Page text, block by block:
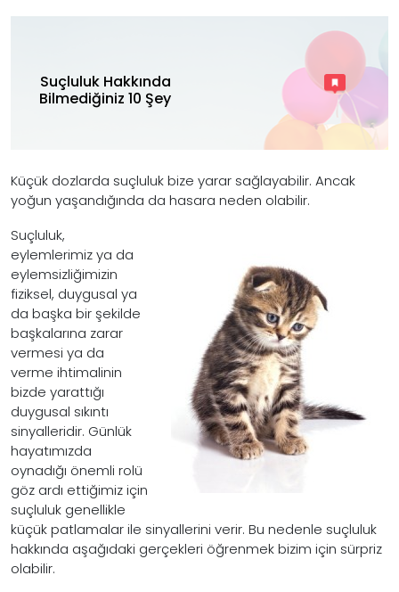
Suçluluk Hakkında
Bilmediğiniz 10 Şey
Küçük dozlarda suçluluk bize yarar sağlayabilir. Ancak
yoğun yaşandığında da hasara neden olabilir.
Suçluluk,
eylemlerimiz ya da
eylemsizliğimizin
fiziksel, duygusal ya
da başka bir şekilde
başkalarına zarar
vermesi ya da
verme ihtimalinin
bizde yarattığı
duygusal sıkıntı
sinyalleridir. Günlük
hayatımızda
oynadığı önemli rolü
göz ardı ettiğimiz için
suçluluk genellikle
küçük patlamalar ile sinyallerini verir. Bu nedenle suçluluk
hakkında aşağıdaki gerçekleri öğrenmek bizim için sürpriz
olabilir.